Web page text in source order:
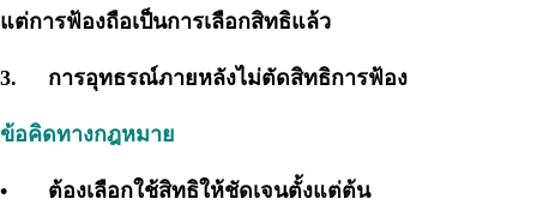
แต่การฟ้องถือเป็นการเลือกสิทธิแล้ว
3. การอุทธรณ์ภายหลังไม่ตัดสิทธิการฟ้อง
ข้อคิดทางกฎหมาย
• ต้องเลือกใช้สิทธิให้ชัดเจนตั้งแต่ต้น